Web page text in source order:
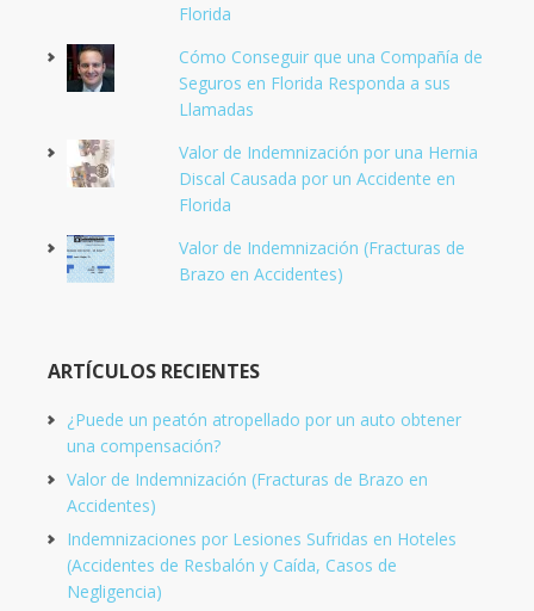
Florida
Cómo Conseguir que una Compañía de
Seguros en Florida Responda a sus
Llamadas
Valor de Indemnización por una Hernia
Discal Causada por un Accidente en
Florida
Valor de Indemnización (Fracturas de
Brazo en Accidentes)
ARTÍCULOS RECIENTES
¿Puede un peatón atropellado por un auto obtener
una compensación?
Valor de Indemnización (Fracturas de Brazo en
Accidentes)
Indemnizaciones por Lesiones Sufridas en Hoteles
(Accidentes de Resbalón y Caída, Casos de
Negligencia)